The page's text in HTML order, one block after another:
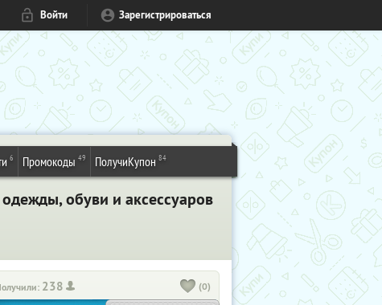
Войти Зарегистрироваться
6 Промокоды 49 ПолучиКупон 84
обуви и аксессуаров
238 (0)